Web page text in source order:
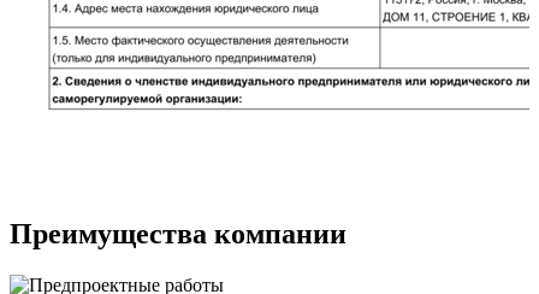
Преимущества компании